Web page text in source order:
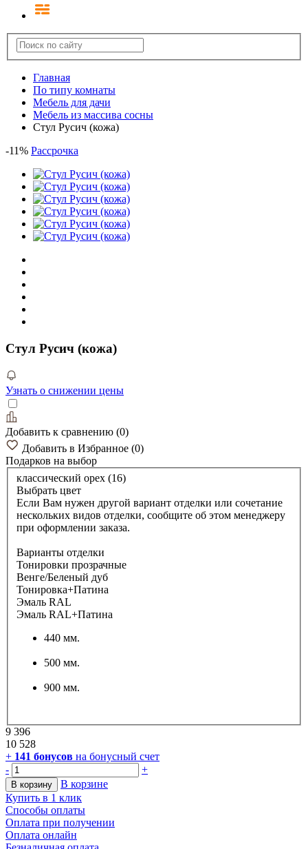
Главная
По типу комнаты
Мебель для дачи
Мебель из массива сосны
Стул Русич (кожа)
-11% Рассрочка
Стул Русич (кожа)
Узнать о снижении цены
Добавить к сравнению (0)
Добавить в Избранное (0)
Подарков на выбор
классический орех (16)
Выбрать цвет
Если Вам нужен другой вариант отделки или сочетание
нескольких видов отделки, сообщите об этом менеджеру
при оформлении заказа.
Варианты отделки
Тонировки прозрачные
Венге/Беленый дуб
Тонировка+Патина
Эмаль RAL
Эмаль RAL+Патина
440 мм.
500 мм.
900 мм.
9 396
10 528
+ 141 бонусов на бонусный счет
-
+
В корзину
В корзине
Купить в 1 клик
Способы оплаты
Оплата при получении
Оплата онлайн